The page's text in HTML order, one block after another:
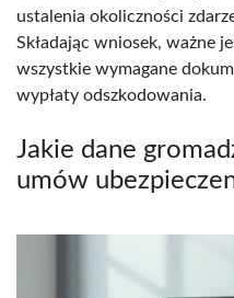
ustalenia okoliczności
Składając wniosek, ważne
wszystkie wymagane
wypłaty odszkodowania.
Jakie dane
umów